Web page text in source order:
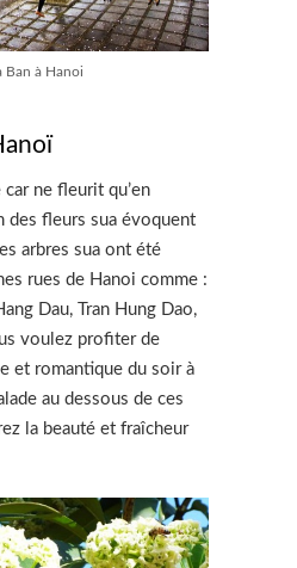
Ban à Hanoi
ne fleurit qu’en
des fleurs sua évoquent
arbres sua ont été
rues de Hanoi comme :
Dau, Tran Hung Dao,
voulez profiter de
et romantique du soir à
au dessous de ces
la beauté et fraîcheur